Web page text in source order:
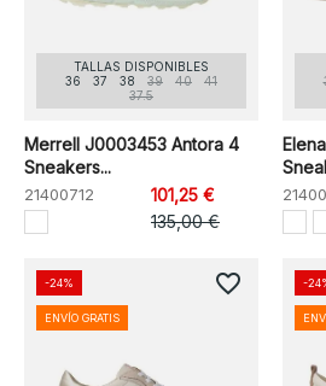
TALLAS DISPONIBLES
36
37 38 39 40
41
37.5
Merrell J0003453 Antora 4
Sneakers...
21400712
101,25 €
135,00 €
-24%
ENVÍO GRATIS
favorite_border -